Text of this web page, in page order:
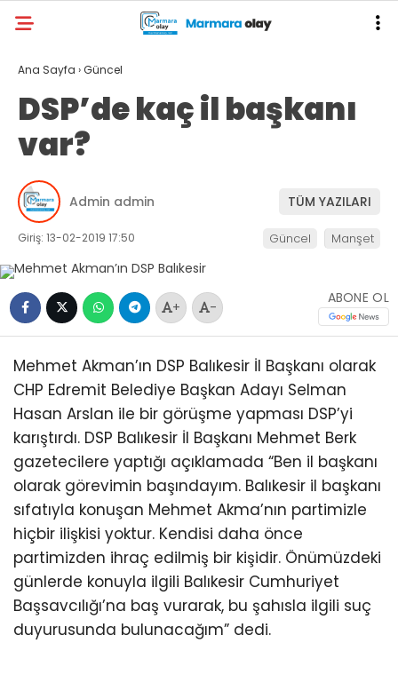
Ana Sayfa ›Güncel
DSP’de kaç il başkanı
var?
Admin admin TÜM YAZILARI
Giriş: 13-02-2019 17:50 Güncel Manşet
+ -
ABONE OL
Mehmet Akman’ın DSP Balıkesir İl Başkanı olarak
CHP Edremit Belediye Başkan Adayı Selman
Hasan Arslan ile bir görüşme yapması DSP’yi
karıştırdı. DSP Balıkesir İl Başkanı Mehmet Berk
gazetecilere yaptığı açıklamada “Ben il başkanı
olarak görevimin başındayım. Balıkesir il başkanı
sıfatıyla konuşan Mehmet Akma’nın partimizle
hiçbir ilişkisi yoktur. Kendisi daha önce
partimizden ihraç edilmiş bir kişidir. Önümüzdeki
günlerde konuyla ilgili Balıkesir Cumhuriyet
Başsavcılığı’na baş vurarak, bu şahısla ilgili suç
duyurusunda bulunacağım” dedi.